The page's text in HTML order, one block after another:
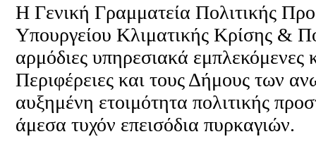
Η Γενική Γραμματεία Πολιτικής
Υπουργείου Κλιματικής Κρίσης &
αρμόδιες υπηρεσιακά εμπλεκόμενες
Περιφέρειες και τους Δήμους των
αυξημένη ετοιμότητα πολιτικής
άμεσα τυχόν επεισόδια πυρκαγιών.